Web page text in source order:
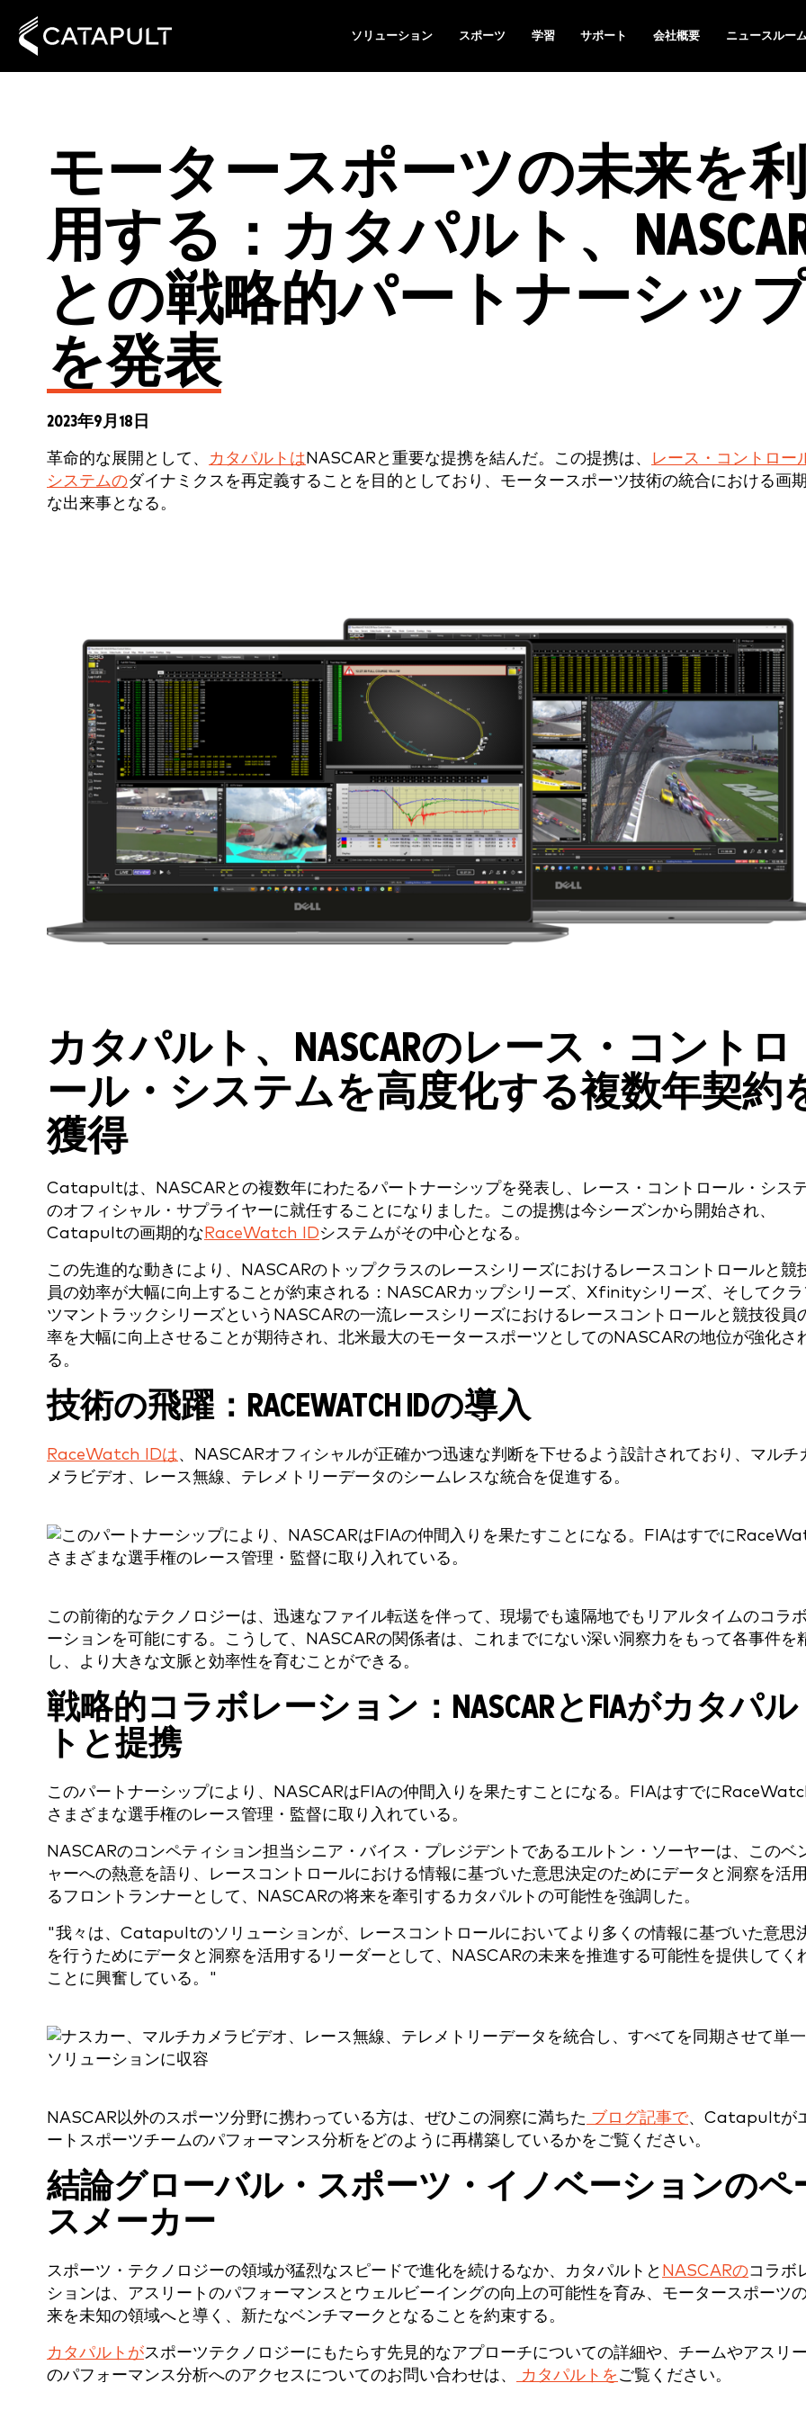
ソリューション スポーツ 学習 サポート 会社概要 ニュースルー
モータースポーツの未来を
用する：カタパルト、
との戦略的パートナーシッ
を発表
2023年9月18日
革命的な展開として、 カタパルトは NASCARと重要な提携を結んだ。この提携は、
レース・コントロー
システムのダイナミクスを再定義することを目的としており、モータースポーツ技術の統合における画
な出来事となる。
カタパルト、NASCARのレース・コントロ
ール・システムを高度化する複数年契約
獲得
Catapultは、NASCARとの複数年にわたるパートナーシップを発表し、レース・コントロール・シス
のオフィシャル・サプライヤーに就任することになりました。この提携は今シーズンから開始され、
Catapultの画期的な RaceWatch IDシステムがその中心となる。
この先進的な動きにより、NASCARのトップクラスのレースシリーズにおけるレースコントロールと競
員の効率が大幅に向上することが約束される：NASCARカップシリーズ、Xfinityシリーズ、そしてク
ツマントラックシリーズというNASCARの一流レースシリーズにおけるレースコントロールと競技役員
率を大幅に向上させることが期待され、北米最大のモータースポーツとしてのNASCARの地位が強化さ
る。
技術の飛躍：RACEWATCH IDの導入
RaceWatch IDは、NASCARオフィシャルが正確かつ迅速な判断を下せるよう設計されており、マルチ
メラビデオ、レース無線、テレメトリーデータのシームレスな統合を促進する。
この前衛的なテクノロジーは、迅速なファイル転送を伴って、現場でも遠隔地でもリアルタイムのコラ
ーションを可能にする。こうして、NASCARの関係者は、これまでにない深い洞察力をもって各事件を
し、より大きな文脈と効率性を育むことができる。
戦略的コラボレーション：NASCARとFIAがカタパル
トと提携
このパートナーシップにより、NASCARはFIAの仲間入りを果たすことになる。FIAはすでに
さまざまな選手権のレース管理・監督に取り入れている。
NASCARのコンペティション担当シニア・バイス・プレジデントであるエルトン・ソーヤーは、このベ
ャーへの熱意を語り、レースコントロールにおける情報に基づいた意思決定のためにデータと洞察を活
るフロントランナーとして、NASCARの将来を牽引するカタパルトの可能性を強調した。
"我々は、Catapultのソリューションが、レースコントロールにおいてより多くの情報に基づいた意思
を行うためにデータと洞察を活用するリーダーとして、NASCARの未来を推進する可能性を提供してく
ことに興奮している。"
NASCAR以外のスポーツ分野に携わっている方は、ぜひこの洞察に満ちた ブログ記事で、Catapultが
ートスポーツチームのパフォーマンス分析をどのように再構築しているかをご覧ください。
結論グローバル・スポーツ・イノベーションのペ
スメーカー
スポーツ・テクノロジーの領域が猛烈なスピードで進化を続けるなか、カタパルトと NASCARのコラボ
ションは、アスリートのパフォーマンスとウェルビーイングの向上の可能性を育み、モータースポーツ
来を未知の領域へと導く、新たなベンチマークとなることを約束する。
カタパルトがスポーツテクノロジーにもたらす先見的なアプローチについての詳細や、チームやアスリ
のパフォーマンス分析へのアクセスについてのお問い合わせは、
カタパルトを ご覧ください。